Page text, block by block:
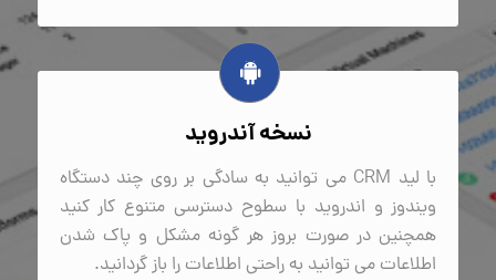
نسخه آندروید
با لید CRM می توانید به سادگی بر روی چند دستگاه
ویندوز و اندروید با سطوح دسترسی متنوع کار کنید
همچنین در صورت بروز هر گونه مشکل و پاک شدن
اطلاعات می توانید به راحتی اطلاعات را باز گردانید.